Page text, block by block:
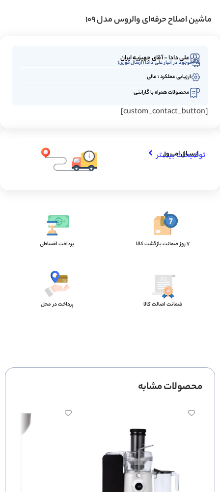
ماشین اصلاح حرفه‌ای والروس مدل 109
علی دادا - آقای جهیزیه ایران
موجود در انبار علی دادا (ارسال فوری)
ارزیابی عملکرد : عالی
محصولات همراه با گارانتی
[custom_contact_button]
ارســال امـــروز
توضیحات بیشتر
7 روز ضمانت بازگشت کالا پرداخت اقساطی
ضمانت اصالت کالا پرداخت در محل
محصولات مشابه